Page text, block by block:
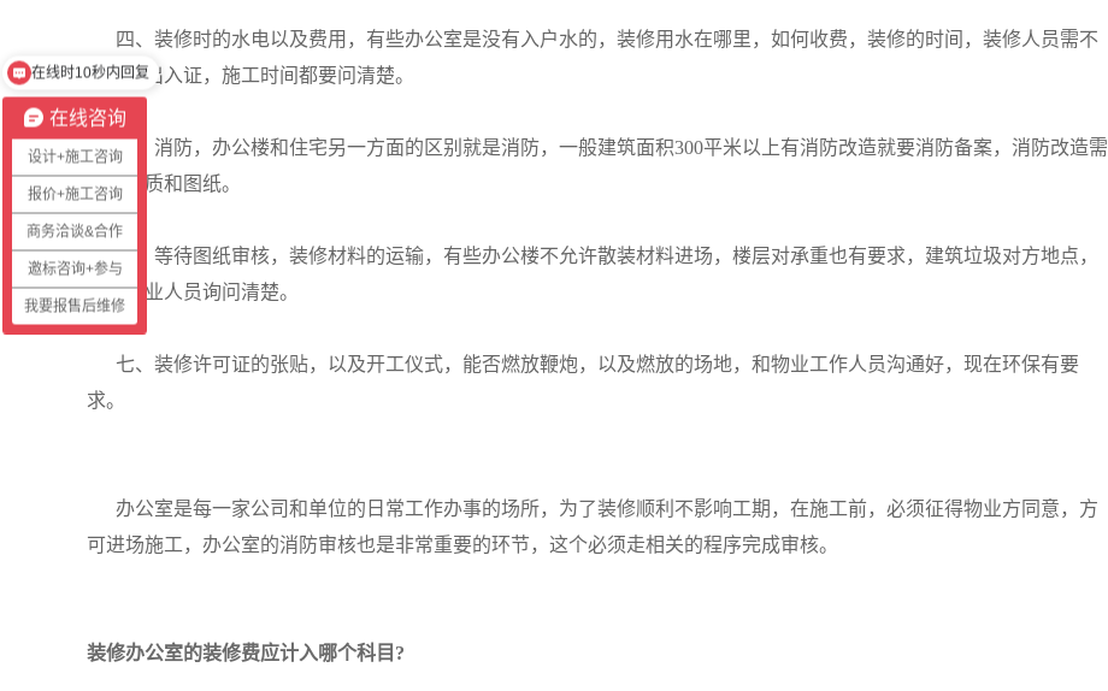
四、装修时的水电以及费用，有些办公室是没有入户水的，装修用水在哪里，如何收费，装修的时间，装修人员需不
要办理出入证，施工时间都要问清楚。
五、消防，办公楼和住宅另一方面的区别就是消防，一般建筑面积300平米以上有消防改造就要消防备案，消防改造需
提交资质和图纸。
六、等待图纸审核，装修材料的运输，有些办公楼不允许散装材料进场，楼层对承重也有要求，建筑垃圾对方地点，
要和物业人员询问清楚。
七、装修许可证的张贴，以及开工仪式，能否燃放鞭炮，以及燃放的场地，和物业工作人员沟通好，现在环保有要
求。
办公室是每一家公司和单位的日常工作办事的场所，为了装修顺利不影响工期，在施工前，必须征得物业方同意，方
可进场施工，办公室的消防审核也是非常重要的环节，这个必须走相关的程序完成审核。
装修办公室的装修费应计入哪个科目?
在线咨询
设计+施工咨询
报价+施工咨询
商务洽谈&合作
邀标咨询+参与
我要报售后维修
不在线时请留言需求